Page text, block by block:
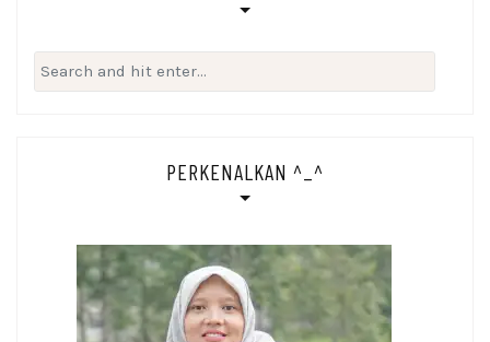
Search
for:
PERKENALKAN ^_^